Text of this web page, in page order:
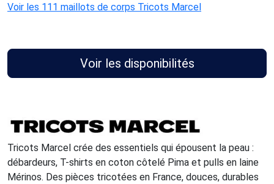
Voir les 111 maillots de corps Tricots Marcel
Voir les disponibilités
Tricots Marcel crée des essentiels qui épousent la peau :
débardeurs, T-shirts en coton côtelé Pima et pulls en laine
Mérinos. Des pièces tricotées en France, douces, durables